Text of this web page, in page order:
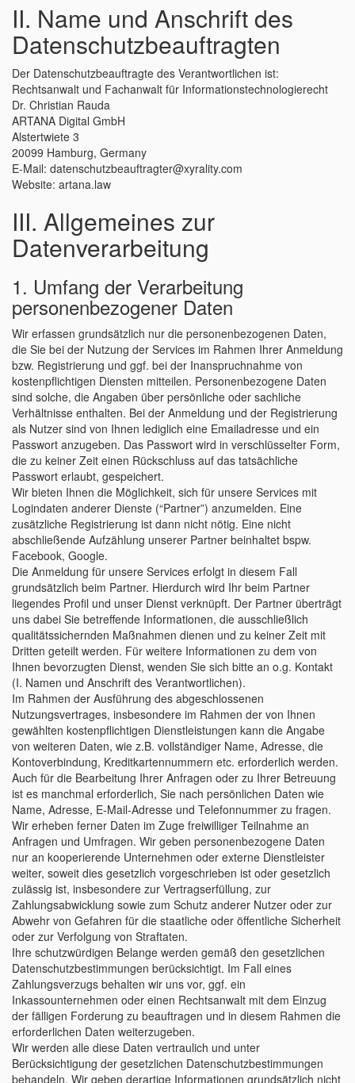
II. Name und Anschrift des
Datenschutzbeauftragten
Der Datenschutzbeauftragte des Verantwortlichen ist:
Rechtsanwalt und Fachanwalt für Informationstechnologierecht
Dr. Christian Rauda
ARTANA Digital GmbH
Alstertwiete 3
20099 Hamburg, Germany
E-Mail: datenschutzbeauftragter@xyrality.com
Website: artana.law
III. Allgemeines zur
Datenverarbeitung
1. Umfang der Verarbeitung
personenbezogener Daten
Wir erfassen grundsätzlich nur die personenbezogenen Daten,
die Sie bei der Nutzung der Services im Rahmen Ihrer Anmeldung
bzw. Registrierung und ggf. bei der Inanspruchnahme von
kostenpflichtigen Diensten mitteilen. Personenbezogene Daten
sind solche, die Angaben über persönliche oder sachliche
Verhältnisse enthalten. Bei der Anmeldung und der Registrierung
als Nutzer sind von Ihnen lediglich eine Emailadresse und ein
Passwort anzugeben. Das Passwort wird in verschlüsselter Form,
die zu keiner Zeit einen Rückschluss auf das tatsächliche
Passwort erlaubt, gespeichert.
Wir bieten Ihnen die Möglichkeit, sich für unsere Services mit
Logindaten anderer Dienste (“Partner”) anzumelden. Eine
zusätzliche Registrierung ist dann nicht nötig. Eine nicht
abschließende Aufzählung unserer Partner beinhaltet bspw.
Facebook, Google.
Die Anmeldung für unsere Services erfolgt in diesem Fall
grundsätzlich beim Partner. Hierdurch wird Ihr beim Partner
liegendes Profil und unser Dienst verknüpft. Der Partner überträgt
uns dabei Sie betreffende Informationen, die ausschließlich
qualitätssichernden Maßnahmen dienen und zu keiner Zeit mit
Dritten geteilt werden. Für weitere Informationen zu dem von
Ihnen bevorzugten Dienst, wenden Sie sich bitte an o.g. Kontakt
(I. Namen und Anschrift des Verantwortlichen).
Im Rahmen der Ausführung des abgeschlossenen
Nutzungsvertrages, insbesondere im Rahmen der von Ihnen
gewählten kostenpflichtigen Dienstleistungen kann die Angabe
von weiteren Daten, wie z.B. vollständiger Name, Adresse, die
Kontoverbindung, Kreditkartennummern etc. erforderlich werden.
Auch für die Bearbeitung Ihrer Anfragen oder zu Ihrer Betreuung
ist es manchmal erforderlich, Sie nach persönlichen Daten wie
Name, Adresse, E-Mail-Adresse und Telefonnummer zu fragen.
Wir erheben ferner Daten im Zuge freiwilliger Teilnahme an
Anfragen und Umfragen. Wir geben personenbezogene Daten
nur an kooperierende Unternehmen oder externe Dienstleister
weiter, soweit dies gesetzlich vorgeschrieben ist oder gesetzlich
zulässig ist, insbesondere zur Vertragserfüllung, zur
Zahlungsabwicklung sowie zum Schutz anderer Nutzer oder zur
Abwehr von Gefahren für die staatliche oder öffentliche Sicherheit
oder zur Verfolgung von Straftaten.
Ihre schutzwürdigen Belange werden gemäß den gesetzlichen
Datenschutzbestimmungen berücksichtigt. Im Fall eines
Zahlungsverzugs behalten wir uns vor, ggf. ein
Inkassounternehmen oder einen Rechtsanwalt mit dem Einzug
der fälligen Forderung zu beauftragen und in diesem Rahmen die
erforderlichen Daten weiterzugeben.
Wir werden alle diese Daten vertraulich und unter
Berücksichtigung der gesetzlichen Datenschutzbestimmungen
behandeln. Wir geben derartige Informationen grundsätzlich nicht